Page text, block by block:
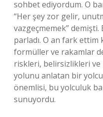
sohbet ediyordum. O
“Her şey zor gelir,
vazgeçmemek” demişti.
parladı. O an fark
formüller ve rakamlar
riskleri, belirsizlikleri
yolunu anlatan bir
önemlisi, bu yolculuk
sunuyordu.